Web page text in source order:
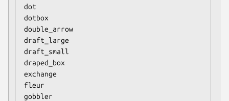
dot
dotbox
double_arrow
draft_large
draft_small
draped_box
exchange
fleur
gobbler